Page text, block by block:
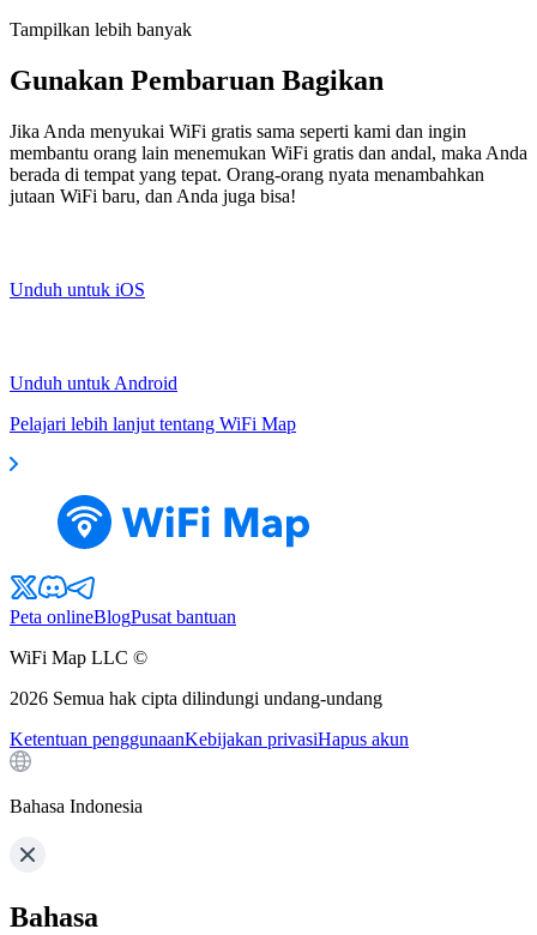
Tampilkan lebih banyak
Gunakan Pembaruan Bagikan
Jika Anda menyukai WiFi gratis sama seperti kami dan ingin
membantu orang lain menemukan WiFi gratis dan andal, maka Anda
berada di tempat yang tepat. Orang-orang nyata menambahkan
jutaan WiFi baru, dan Anda juga bisa!
Unduh untuk iOS
Unduh untuk Android
Pelajari lebih lanjut tentang WiFi Map
Peta onlineBlogPusat bantuan
WiFi Map LLC ©
2026 Semua hak cipta dilindungi undang-undang
Ketentuan penggunaanKebijakan privasiHapus akun
Bahasa Indonesia
Bahasa